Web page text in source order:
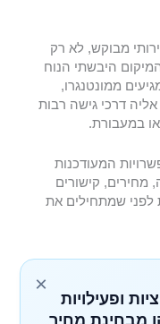
מבוקש, לא רק
היבשתי הנוח
ממונטנגרו,
אליה דרכי גישה רבות
במעבורת.
המעודכנות
מחירים, קישורים
לפני שמתחילים את
×
ופעילויות
מבחינת מחיר